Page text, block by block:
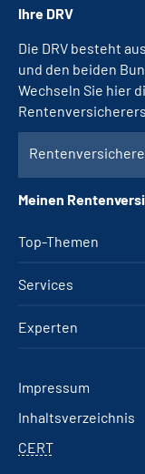
Top-Themen
Services
Experten
Ihre DRV
Die DRV besteht
und den beiden
Wechseln Sie hier
Meinen
Impressum
Inhaltsverzeichnis
CERT